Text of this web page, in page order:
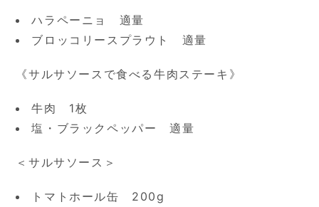
ハラペーニョ 適量
ブロッコリースプラウト 適量
《サルサソースで食べる牛肉ステーキ》
牛肉 1枚
塩・ブラックペッパー 適量
＜サルサソース＞
トマトホール缶 200g